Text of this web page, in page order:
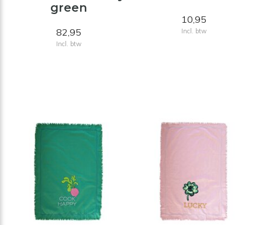
green
82,95
Incl. btw
10,95
Incl. btw